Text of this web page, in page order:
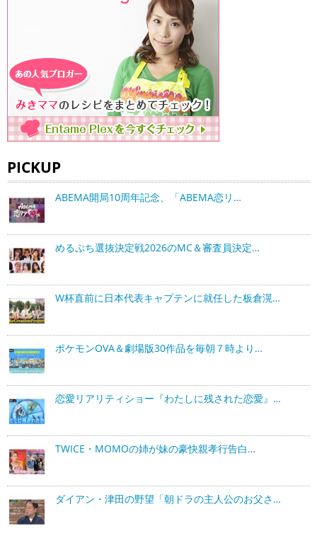
PICKUP
ABEMA開局10周年記念、「ABEMA恋リ…
めるぷち選抜決定戦2026のMC＆審査員決定…
W杯直前に日本代表キャプテンに就任した板倉滉…
ポケモンOVA＆劇場版30作品を毎朝７時より…
恋愛リアリティショー『わたしに残された恋愛』…
TWICE・MOMOの姉が妹の豪快親孝行告白…
ダイアン・津田の野望「朝ドラの主人公のお父さ…